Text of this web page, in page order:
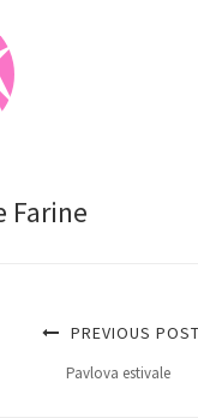
Farine
PREVIOUS POST
Pavlova estivale